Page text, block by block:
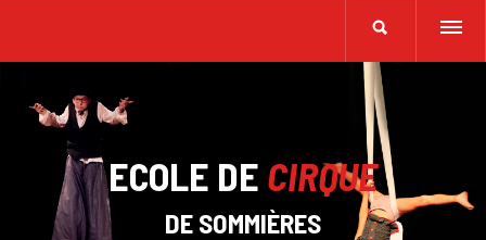
ECOLE DE CIRQUE
DE SOMMIÈRES